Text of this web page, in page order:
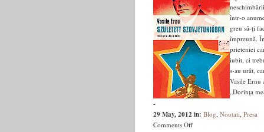
într-o
greu să-ţi
împreună.
prieteniei
iubit, ci
s-au urât,
Vasile Ernu
„Dorinţa
-
29 May, 2012 in: Blog, Noutati, Presa
Comments Offon